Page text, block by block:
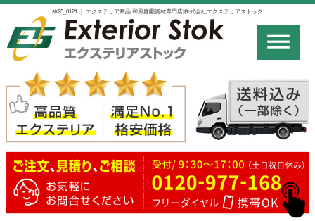
sk25_0121 ｜ エクステリア商品 和風庭園資材専門店|株式会社エクステリアストック